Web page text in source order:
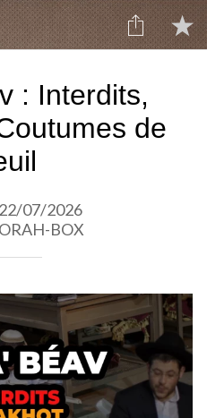
: Interdits,
de
07/2026
BOX